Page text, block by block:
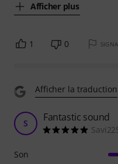
Afficher plus
1 0
Afficher la traduction
S Fantastic sound
Son